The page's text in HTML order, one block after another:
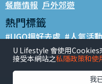
餐廳情報 戶外郊遊
熱門標籤
#UGO搵好去處 #人氣活
#親子玩樂好去處
#UJetso禮物放送
U Lifestyle 會使用Cookies
接受本網站之私隱政策和使
我